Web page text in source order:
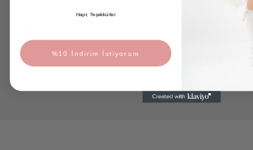
1 Renk 4 Beden
8 değerlendirme
Hayır, Teşekkürler
%10 İndirim İstiyorum